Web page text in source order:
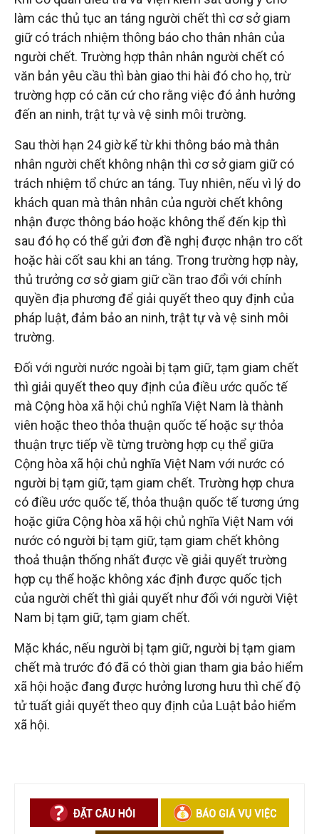
làm các thủ tục an táng người chết thì cơ sở giam
giữ có trách nhiệm thông báo cho thân nhân của
người chết. Trường hợp thân nhân người chết có
văn bản yêu cầu thì bàn giao thi hài đó cho họ, trừ
trường hợp có căn cứ cho rằng việc đó ảnh hưởng
đến an ninh, trật tự và vệ sinh môi trường.
Sau thời hạn 24 giờ kể từ khi thông báo mà thân
nhân người chết không nhận thì cơ sở giam giữ có
trách nhiệm tổ chức an táng. Tuy nhiên, nếu vì lý do
khách quan mà thân nhân của người chết không
nhận được thông báo hoặc không thể đến kịp thì
sau đó họ có thể gửi đơn đề nghị được nhận tro cốt
hoặc hài cốt sau khi an táng. Trong trường hợp này,
thủ trưởng cơ sở giam giữ cần trao đổi với chính
quyền địa phương để giải quyết theo quy định của
pháp luật, đảm bảo an ninh, trật tự và vệ sinh môi
trường.
Đối với người nước ngoài bị tạm giữ, tạm giam chết
thì giải quyết theo quy định của điều ước quốc tế
mà Cộng hòa xã hội chủ nghĩa Việt Nam là thành
viên hoặc theo thỏa thuận quốc tế hoặc sự thỏa
thuận trực tiếp về từng trường hợp cụ thể giữa
Cộng hòa xã hội chủ nghĩa Việt Nam với nước có
người bị tạm giữ, tạm giam chết. Trường hợp chưa
có điều ước quốc tế, thỏa thuận quốc tế tương ứng
hoặc giữa Cộng hòa xã hội chủ nghĩa Việt Nam với
nước có người bị tạm giữ, tạm giam chết không
thoả thuận thống nhất được về giải quyết trường
hợp cụ thể hoặc không xác định được quốc tịch
của người chết thì giải quyết như đối với người Việt
Nam bị tạm giữ, tạm giam chết.
Mặc khác, nếu người bị tạm giữ, người bị tạm giam
chết mà trước đó đã có thời gian tham gia bảo hiểm
xã hội hoặc đang được hưởng lương hưu thì chế độ
tử tuất giải quyết theo quy định của Luật bảo hiểm
xã hội.